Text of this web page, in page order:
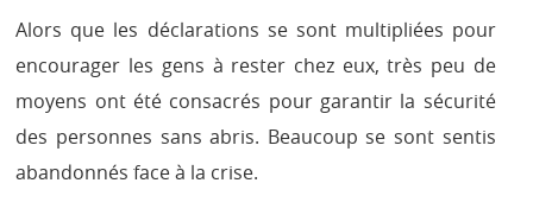
Alors que les déclarations se sont multipliées pour
encourager les gens à rester chez eux, très peu de
moyens ont été consacrés pour garantir la sécurité
des personnes sans abris. Beaucoup se sont sentis
abandonnés face à la crise.